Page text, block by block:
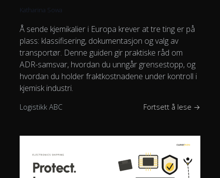
Katharina Sowa
Å sende kjemikalier i Europa krever at tre ting er på
plass: klassifisering, dokumentasjon og valg av
transportør. Denne guiden gir praktiske råd om
ADR-samsvar, hvordan du unngår grensestopp, og
hvordan du holder fraktkostnadene under kontroll i
kjemisk industri.
Logistikk ABC Fortsett å lese →